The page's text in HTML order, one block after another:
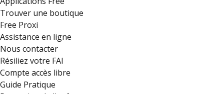
Trouver une boutique
Free Proxi
Assistance en ligne
Nous contacter
Résiliez votre FAI
Compte accès libre
Guide Pratique